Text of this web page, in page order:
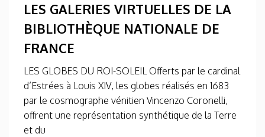
LES GALERIES VIRTUELLES DE LA
BIBLIOTHÈQUE NATIONALE DE
FRANCE
LES GLOBES DU ROI-SOLEIL Offerts par le cardinal
d’Estrées à Louis XIV, les globes réalisés en 1683
par le cosmographe vénitien Vincenzo Coronelli,
offrent une représentation synthétique de la Terre
et du